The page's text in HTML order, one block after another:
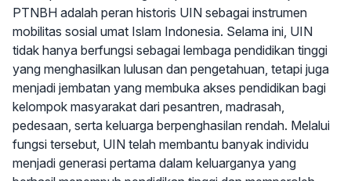
PTNBH adalah peran historis UIN sebagai instrumen
mobilitas sosial umat Islam Indonesia. Selama ini, UIN
tidak hanya berfungsi sebagai lembaga pendidikan tinggi
yang menghasilkan lulusan dan pengetahuan, tetapi juga
menjadi jembatan yang membuka akses pendidikan bagi
kelompok masyarakat dari pesantren, madrasah,
pedesaan, serta keluarga berpenghasilan rendah. Melalui
fungsi tersebut, UIN telah membantu banyak individu
menjadi generasi pertama dalam keluarganya yang